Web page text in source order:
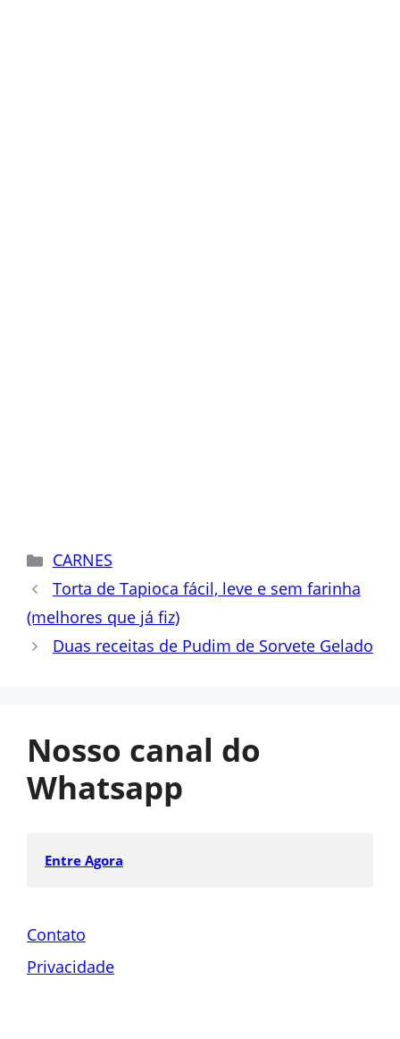
Categorias
CARNES
Torta de Tapioca fácil, leve e sem farinha
(melhores que já fiz)
Duas receitas de Pudim de Sorvete Gelado
Nosso canal do
Whatsapp
Entre Agora
Contato
Privacidade